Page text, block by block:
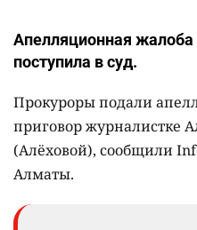
Апелляционная жалоба
поступила в суд.
Прокуроры подали
приговор журналистке
(Алёховой), сообщили
Алматы.